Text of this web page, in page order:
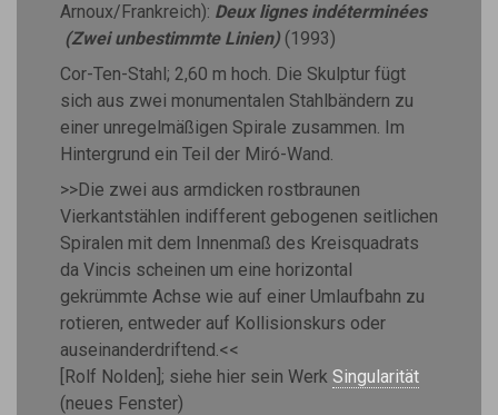
Arnoux/Frankreich): Deux lignes indéterminées
(Zwei unbestimmte Linien) (1993)
Cor-Ten-Stahl; 2,60 m hoch. Die Skulptur fügt
sich aus zwei monumentalen Stahlbändern zu
einer unregelmäßigen Spirale zusammen. Im
Hintergrund ein Teil der Miró-Wand.
>>Die zwei aus armdicken rostbraunen
Vierkantstählen indifferent gebogenen seitlichen
Spiralen mit dem Innenmaß des Kreisquadrats
da Vincis scheinen um eine horizontal
gekrümmte Achse wie auf einer Umlaufbahn zu
rotieren, entweder auf Kollisionskurs oder
auseinanderdriftend.<<
[Rolf Nolden]; siehe hier sein Werk Singularität
(neues Fenster)